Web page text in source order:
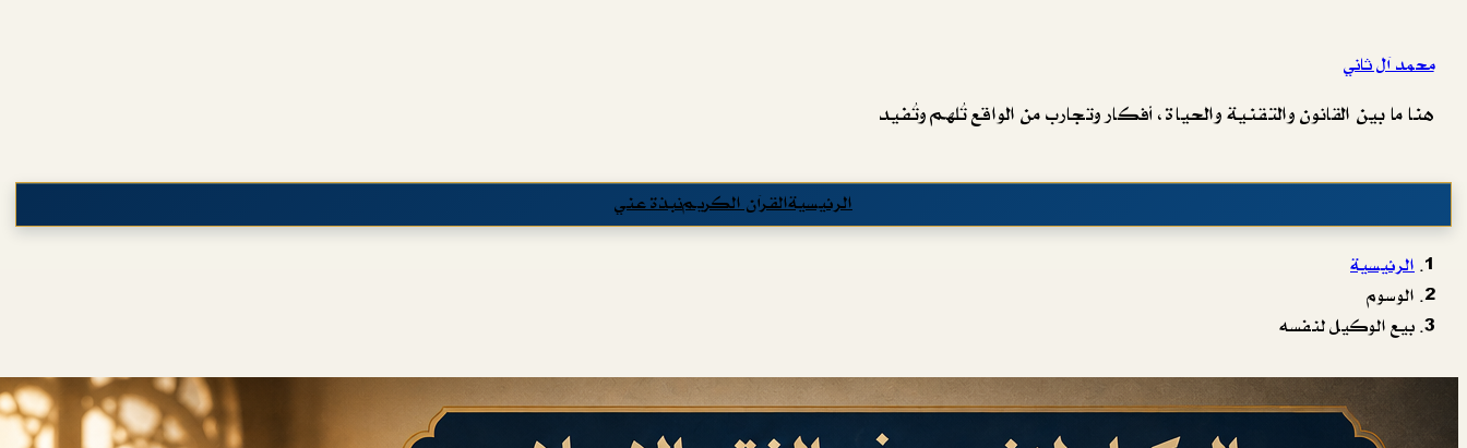
محمد آل ثاني
هنا ما بين القانون والتقنية والحياة، أفكار وتجارب من الواقع تُلهم وتُفيد
الرئيسيةالقرآن الكريمنبذة عني
الرئيسية
الوسوم
بيع الوكيل لنفسه